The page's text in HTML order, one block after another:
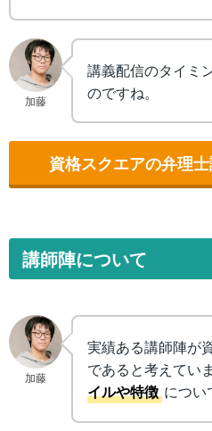
加藤
講義配信のタイミ
のですね。
資格スクエアの弁理
講師陣について
加藤
実績ある講師陣が
であると考えていま
イルや特徴 につい